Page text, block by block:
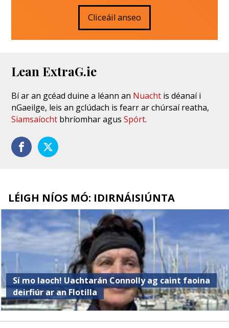
Cliceáil anseo
Lean ExtraG.ie
Bí ar an gcéad duine a léann an Nuacht is déanaí i
nGaeilge, leis an gclúdach is fearr ar chúrsaí reatha,
Siamsaíocht bhríomhar agusSpórt.
LÉIGH NÍOS MÓ: IDIRNÁISIÚNTA
Sí mo laoch! Uachtarán Connolly ag caint faoina
deirfiúr ar an Flotilla